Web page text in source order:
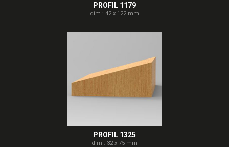
PROFIL 1179
dim : 42 x 122 mm
PROFIL 1325
dim : 32 x 75 mm